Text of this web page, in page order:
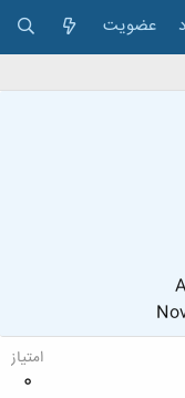
عضویت
امتیاز
0